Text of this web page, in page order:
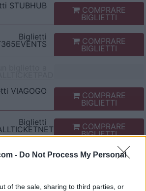
- Do Not Process My Personal
of the sale, sharing to third parties, or
STUBHUB COMPRARE
BIGLIETTI
Biglietti
COMPRARE
BIGLIETTI
VIAGOGO COMPRARE
BIGLIETTI
Biglietti
COMPRARE
BIGLIETTI
biglietto a
P1TRAVEL
CDISCOUNT